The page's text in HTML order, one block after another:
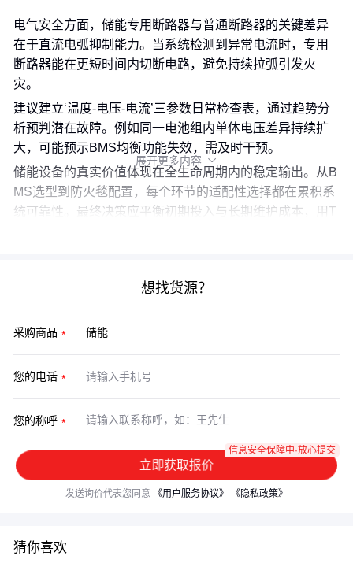
电气安全方面，储能专用断路器与普通断路器的关键差异
在于直流电弧抑制能力。当系统检测到异常电流时，专用
断路器能在更短时间内切断电路，避免持续拉弧引发火
灾。
建议建立‘温度-电压-电流’三参数日常检查表，通过趋势分
析预判潜在故障。例如同一电池组内单体电压差异持续扩
大，可能预示BMS均衡功能失效，需及时干预。
储能设备的真实价值体现在全生命周期内的稳定输出。从B
MS选型到防火毯配置，每个环节的适配性选择都在累积系
统可靠性。最终决策应平衡初期投入与长期维护成本，用T
展开更多内容 
想找货源？
采购商品
您的电话
您的称呼
立即获取报价
信息安全保障中·放心提交
发送询价代表您同意 《用户服务协议》 《隐私政策》
猜你喜欢